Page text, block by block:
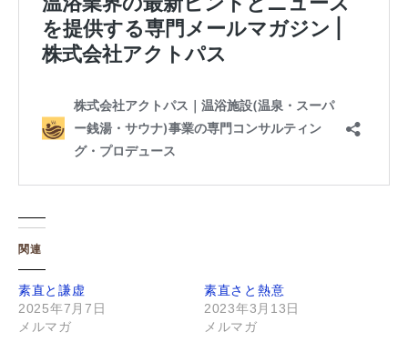
関連
素直と謙虚
2025年7月7日
メルマガ
素直さと熱意
2023年3月13日
メルマガ